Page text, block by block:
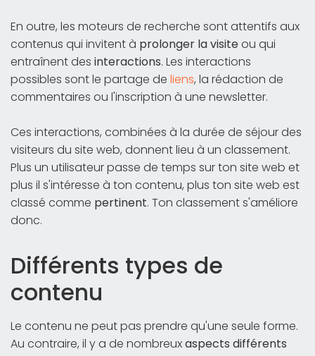
En outre, les moteurs de recherche sont attentifs aux
contenus qui invitent à prolonger la visiteou qui
entraînent des interactions. Les interactions
possibles sont le partage de liens, la rédaction de
commentaires ou l'inscription à une newsletter.
Ces interactions, combinées à la durée de séjour des
visiteurs du site web, donnent lieu à un classement.
Plus un utilisateur passe de temps sur ton site web et
plus il s'intéresse à ton contenu, plus ton site web est
classé comme pertinent. Ton classement s'améliore
donc.
Différents types de
contenu
Le contenu ne peut pas prendre qu'une seule forme.
Au contraire, il y a de nombreuxaspects différents